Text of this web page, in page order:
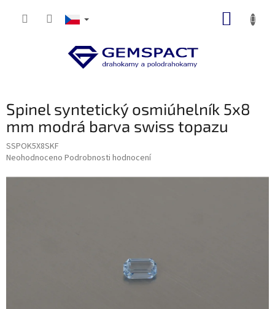
Spinel syntetický osmiúhelník 5x8
mm modrá barva swiss topazu
SSPOK5X8SKF
Průměrné
produktu
Neohodnoceno Podrobnosti hodnocení